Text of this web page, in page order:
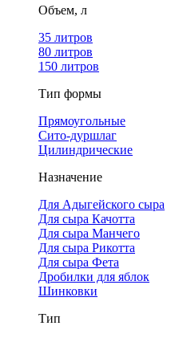
Объем, л
35 литров
80 литров
150 литров
Тип формы
Прямоугольные
Сито-дуршлаг
Цилиндрические
Назначение
Для Адыгейского сыра
Для сыра Качотта
Для сыра Манчего
Для сыра Рикотта
Для сыра Фета
Дробилки для яблок
Шинковки
Тип